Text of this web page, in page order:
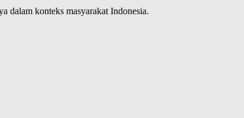
dalam konteks masyarakat Indonesia.